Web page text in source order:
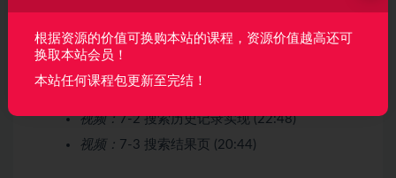
搜索结果页实现
收起列表
视频：7-2 搜索历史记录实现 (22:48)
视频： 7-3 搜索结果页 (20:44)
根据资源的价值可换购本站的课程，资源价值越高还可
换取本站会员！
本站任何课程包更新至完结！